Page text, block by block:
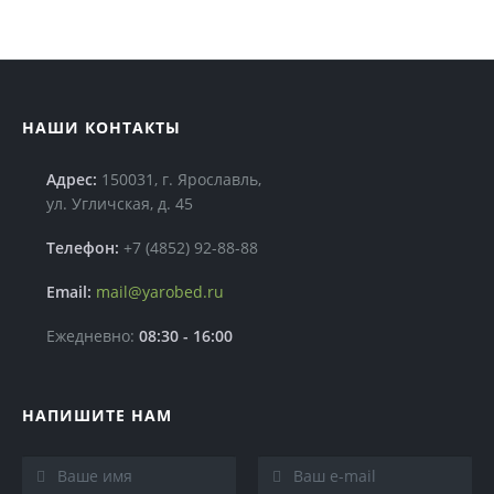
НАШИ КОНТАКТЫ
Адрес: 150031, г. Ярославль,
ул. Угличская, д. 45
Телефон: +7 (4852) 92-88-88
Email: mail@yarobed.ru
Ежедневно: 08:30 - 16:00
НАПИШИТЕ НАМ